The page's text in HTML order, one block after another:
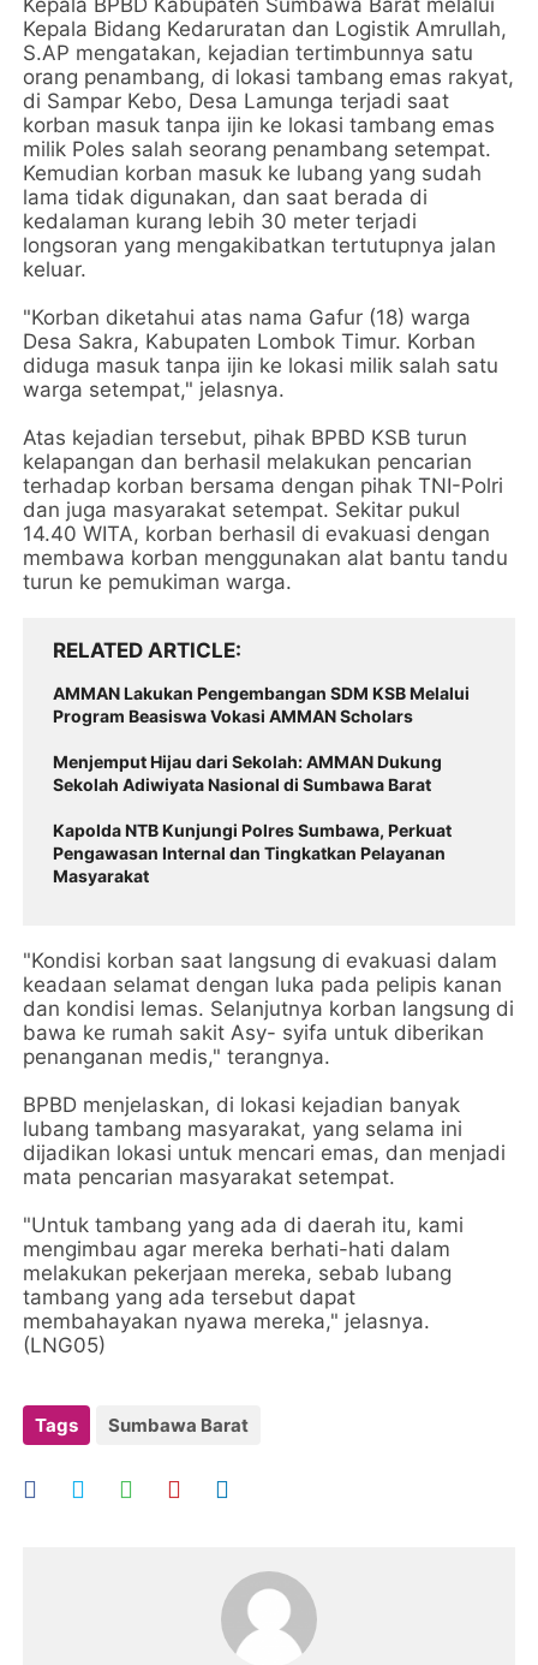
Kepala BPBD Kabupaten Sumbawa Barat melalui
Kepala Bidang Kedaruratan dan Logistik Amrullah,
S.AP mengatakan, kejadian tertimbunnya satu
orang penambang, di lokasi tambang emas rakyat,
di Sampar Kebo, Desa Lamunga terjadi saat
korban masuk tanpa ijin ke lokasi tambang emas
milik Poles salah seorang penambang setempat.
Kemudian korban masuk ke lubang yang sudah
lama tidak digunakan, dan saat berada di
kedalaman kurang lebih 30 meter terjadi
longsoran yang mengakibatkan tertutupnya jalan
keluar.
"Korban diketahui atas nama Gafur (18) warga
Desa Sakra, Kabupaten Lombok Timur. Korban
diduga masuk tanpa ijin ke lokasi milik salah satu
warga setempat," jelasnya.
Atas kejadian tersebut, pihak BPBD KSB turun
kelapangan dan berhasil melakukan pencarian
terhadap korban bersama dengan pihak TNI-Polri
dan juga masyarakat setempat. Sekitar pukul
14.40 WITA, korban berhasil di evakuasi dengan
membawa korban menggunakan alat bantu tandu
turun ke pemukiman warga.
RELATED ARTICLE
AMMAN Lakukan Pengembangan SDM KSB Melalui
Program Beasiswa Vokasi AMMAN Scholars
Menjemput Hijau dari Sekolah: AMMAN Dukung
Sekolah Adiwiyata Nasional di Sumbawa Barat
Kapolda NTB Kunjungi Polres Sumbawa, Perkuat
Pengawasan Internal dan Tingkatkan Pelayanan
Masyarakat
"Kondisi korban saat langsung di evakuasi dalam
keadaan selamat dengan luka pada pelipis kanan
dan kondisi lemas. Selanjutnya korban langsung di
bawa ke rumah sakit Asy- syifa untuk diberikan
penanganan medis," terangnya.
BPBD menjelaskan, di lokasi kejadian banyak
lubang tambang masyarakat, yang selama ini
dijadikan lokasi untuk mencari emas, dan menjadi
mata pencarian masyarakat setempat.
"Untuk tambang yang ada di daerah itu, kami
mengimbau agar mereka berhati-hati dalam
melakukan pekerjaan mereka, sebab lubang
tambang yang ada tersebut dapat
membahayakan nyawa mereka," jelasnya.
(LNG05)
Tags Sumbawa Barat